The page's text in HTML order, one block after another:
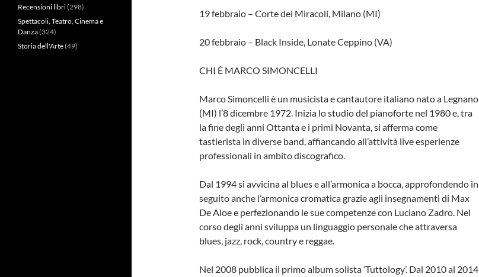
19 febbraio – Corte dei Miracoli, Milano (MI)
20 febbraio – Black Inside, Lonate Ceppino (VA)
CHI È MARCO SIMONCELLI
Marco Simoncelli è un musicista e cantautore italiano nato a Legnano
(MI) l’8 dicembre 1972. Inizia lo studio del pianoforte nel 1980 e, tra
la fine degli anni Ottanta e i primi Novanta, si afferma come
tastierista in diverse band, affiancando all’attività live esperienze
professionali in ambito discografico.
Dal 1994 si avvicina al blues e all’armonica a bocca, approfondendo in
seguito anche l’armonica cromatica grazie agli insegnamenti di Max
De Aloe e perfezionando le sue competenze con Luciano Zadro. Nel
corso degli anni sviluppa un linguaggio personale che attraversa
blues, jazz, rock, country e reggae.
Nel 2008 pubblica il primo album solista ‘Tuttology’. Dal 2010 al 2014
Recensioni libri(298)
Spettacoli, Teatro, Cinema e
Danza(324)
Storia dell'Arte(49)